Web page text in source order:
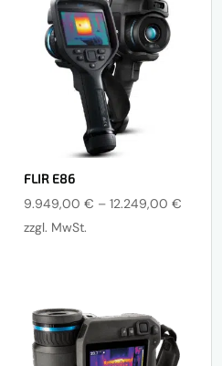
Preisspanne:
7.599,00 €
FLIR E86
9.949,00€ –12.249,00€
zzgl. MwSt.